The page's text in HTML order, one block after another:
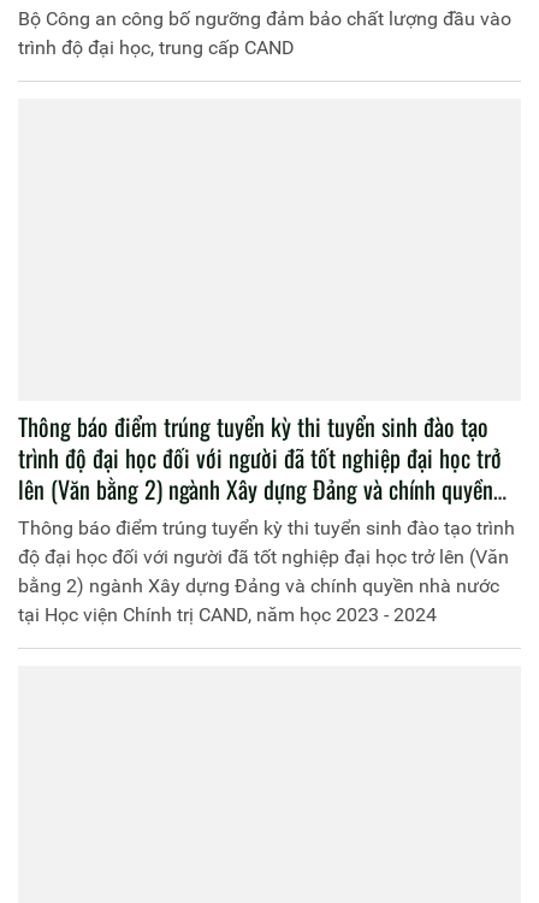
Bộ Công an công bố ngưỡng đảm bảo chất lượng đầu vào
trình độ đại học, trung cấp CAND
Thông báo điểm trúng tuyển kỳ thi tuyển sinh đào tạo
trình độ đại học đối với người đã tốt nghiệp đại học trở
lên (Văn bằng 2) ngành Xây dựng Đảng và chính quyền
nhà nước tại Học viện Chính trị CAND, năm học 2023 -
2024
Thông báo điểm trúng tuyển kỳ thi tuyển sinh đào tạo trình
độ đại học đối với người đã tốt nghiệp đại học trở lên (Văn
bằng 2) ngành Xây dựng Đảng và chính quyền nhà nước
tại Học viện Chính trị CAND, năm học 2023 - 2024